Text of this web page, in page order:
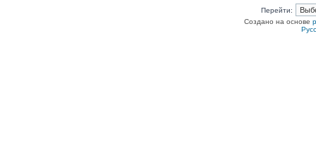
Перейти:
Создано на основе